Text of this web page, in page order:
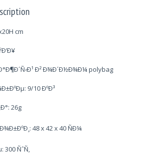
cm
Ð² Ð¾Ð´Ð½Ð¾Ð¼ polybag
9/10 ÐºÐ³
26g
48 x 42 x 40 ÑÐ¼
ÑˆÑ‚